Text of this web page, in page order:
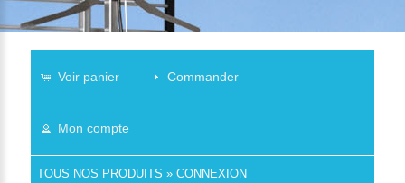
Voir panier Commander
Mon compte
TOUS NOS PRODUITS » CONNEXION